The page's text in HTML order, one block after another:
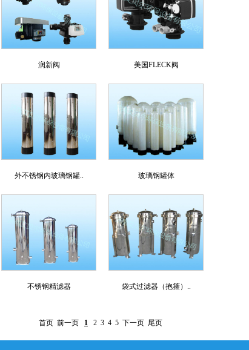
润新阀 美国FLECK阀
外不锈钢内玻璃钢罐.. 玻璃钢罐体
不锈钢精滤器 袋式过滤器（抱箍）..
首页 前一页 1 2 3 4 5 下一页 尾页